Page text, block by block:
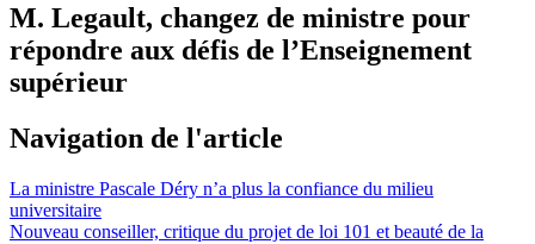
M. Legault, changez de ministre pour
répondre aux défis de l’Enseignement
supérieur
Navigation de l'article
La ministre Pascale Déry n’a plus la confiance du milieu
universitaire
Nouveau conseiller, critique du projet de loi 101 et beauté de la